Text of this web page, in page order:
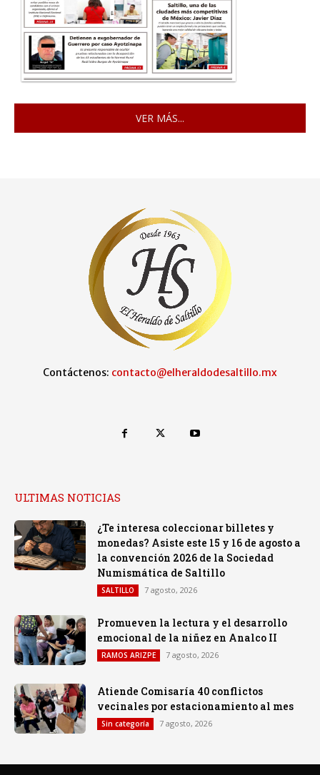
VER MÁS...
Contáctenos: contacto@elheraldodesaltillo.mx
ULTIMAS NOTICIAS
¿Te interesa coleccionar billetes y
monedas? Asiste este 15 y 16 de agosto a
la convención 2026 de la Sociedad
Numismática de Saltillo
SALTILLO 7 agosto, 2026
Promueven la lectura y el desarrollo
emocional de la niñez en Analco II
RAMOS ARIZPE 7 agosto, 2026
Atiende Comisaría 40 conflictos
vecinales por estacionamiento al mes
Sin categoría 7 agosto, 2026